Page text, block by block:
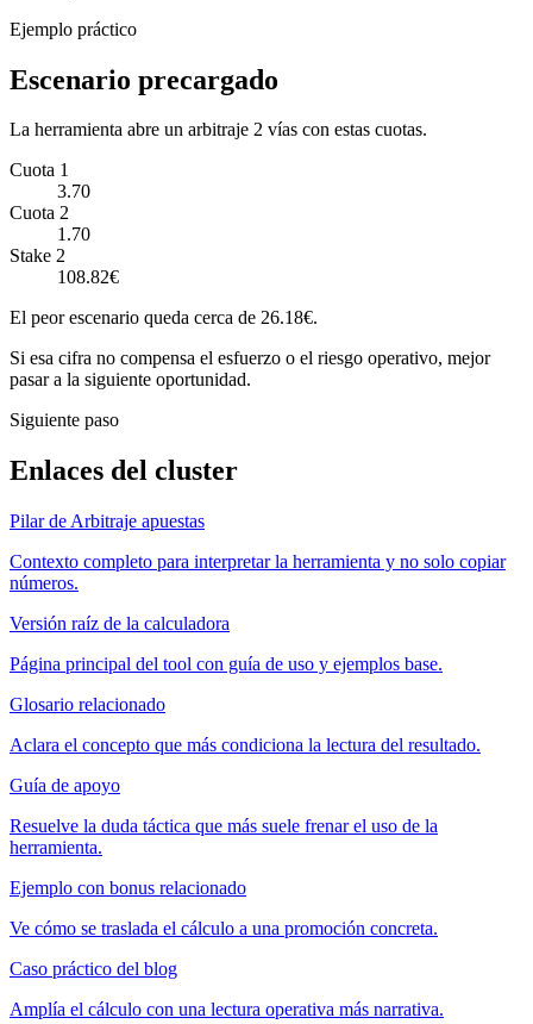
Ejemplo práctico
Escenario precargado
La herramienta abre un arbitraje 2 vías con estas cuotas.
Cuota 1
3.70
Cuota 2
1.70
Stake 2
108.82€
El peor escenario queda cerca de 26.18€.
Si esa cifra no compensa el esfuerzo o el riesgo operativo, mejor
pasar a la siguiente oportunidad.
Siguiente paso
Enlaces del cluster
Pilar de Arbitraje apuestas
Contexto completo para interpretar la herramienta y no solo copiar
números.
Versión raíz de la calculadora
Página principal del tool con guía de uso y ejemplos base.
Glosario relacionado
Aclara el concepto que más condiciona la lectura del resultado.
Guía de apoyo
Resuelve la duda táctica que más suele frenar el uso de la
herramienta.
Ejemplo con bonus relacionado
Ve cómo se traslada el cálculo a una promoción concreta.
Caso práctico del blog
Amplía el cálculo con una lectura operativa más narrativa.